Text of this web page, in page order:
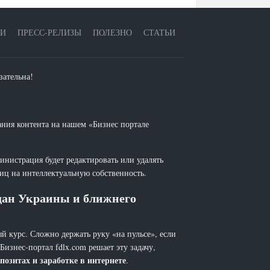
ПРЕСС-РЕЛИЗЫ ПОЛЕЗНО СТАТЬИ
контента на нашем «Бизнес портале
будет редактировать или удалять
на интеллектуальную собственность.
Украины и ближнего
курс. Сложно держать руку «на пульсе», если
портал fdlx.com решает эту задачу,
и заработке в интернете.